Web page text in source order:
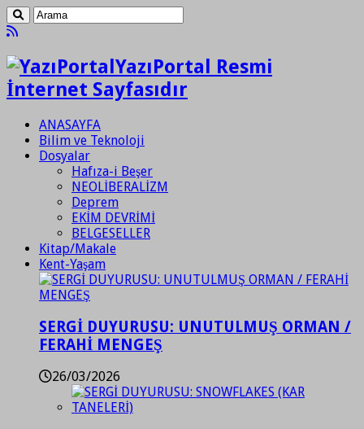
YazıPortal Resmi
İnternet Sayfasıdır
ANASAYFA
Bilim ve Teknoloji
Dosyalar
Hafıza-i Beşer
NEOLİBERALİZM
Deprem
EKİM DEVRİMİ
BELGESELLER
Kitap/Makale
Kent-Yaşam
SERGİ DUYURUSU: UNUTULMUŞ ORMAN /
FERAHİ MENGEŞ
26/03/2026